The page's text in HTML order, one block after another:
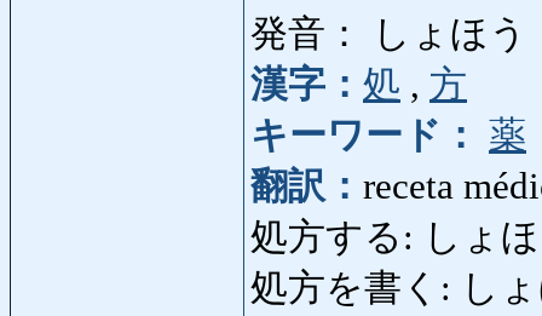
発音： しょほう
漢字： 処 , 方
キーワード： 薬
翻訳： receta
処方する: しょほ
処方を書く: し